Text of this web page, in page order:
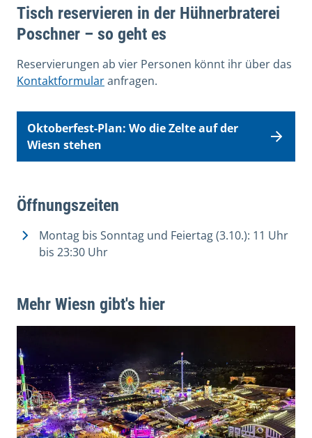
Tisch reservieren in der Hühnerbraterei
Poschner – so geht es
Reservierungen ab vier Personen könnt ihr über das
Kontaktformularanfragen.
Oktoberfest-Plan: Wo die Zelte auf der
Wiesn stehen
Öffnungszeiten
Montag bis Sonntag und Feiertag (3.10.): 11 Uhr
bis 23:30 Uhr
Mehr Wiesn gibt's hier